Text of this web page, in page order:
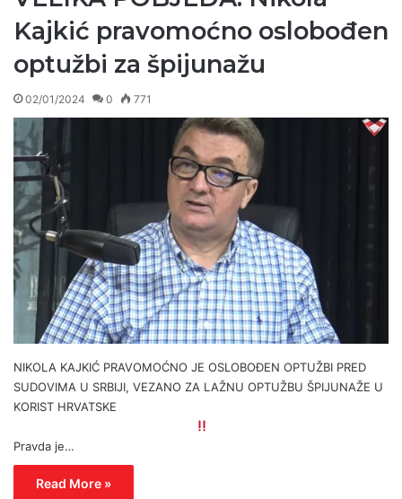
Kajkić pravomoćno oslobođen
optužbi za špijunažu
02/01/2024 0 771
NIKOLA KAJKIĆ PRAVOMOĆNO JE OSLOBOĐEN OPTUŽBI PRED
SUDOVIMA U SRBIJI, VEZANO ZA LAŽNU OPTUŽBU ŠPIJUNAŽE U
KORIST HRVATSKE
Pravda je…
Read More »